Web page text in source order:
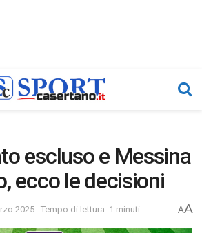
escluso e Messina
ecco le decisioni
2025 Tempo di lettura: 1 minuti AA